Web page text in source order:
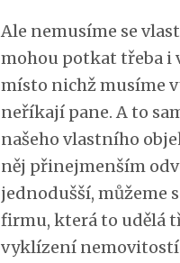
Ale nemusíme se
mohou potkat třeba i
místo nichž musíme
neříkají pane. A to
našeho vlastního
něj přinejmenším
jednodušší, můžeme
firmu, která to udělá
vyklízení nemovitostí